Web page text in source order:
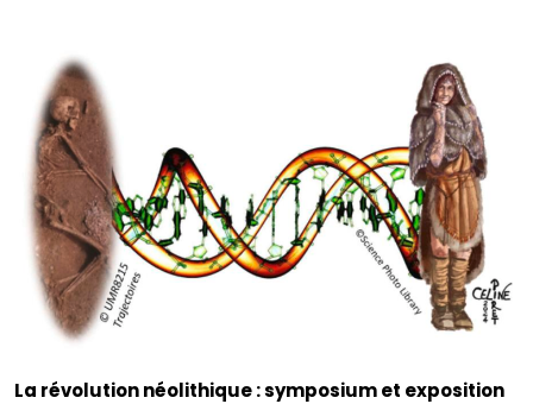
La révolution néolithique : symposium et exposition